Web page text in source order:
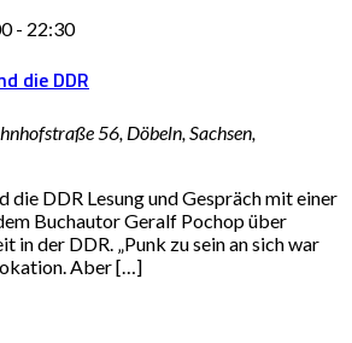
- 22:30
die DDR
56, Döbeln, Sachsen,
die DDR Lesung und Gespräch mit einer
Buchautor Geralf Pochop über
in der DDR. „Punk zu sein an sich war
Aber […]